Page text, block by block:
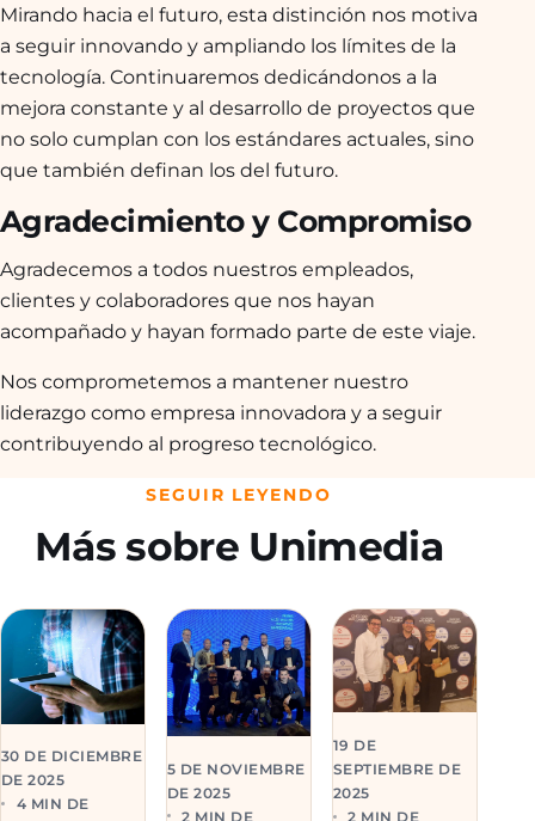
Mirando hacia el futuro, esta distinción nos motiva
a seguir innovando y ampliando los límites de la
tecnología. Continuaremos dedicándonos a la
mejora constante y al desarrollo de proyectos que
no solo cumplan con los estándares actuales, sino
que también definan los del futuro.
Agradecimiento y Compromiso
Agradecemos a todos nuestros empleados,
clientes y colaboradores que nos hayan
acompañado y hayan formado parte de este viaje.
Nos comprometemos a mantener nuestro
liderazgo como empresa innovadora y a seguir
contribuyendo al progreso tecnológico.
SEGUIR LEYENDO
Más sobre Unimedia
30 DE DICIEMBRE
DE 2025
4 MIN DE
5 DE NOVIEMBRE
DE 2025
2 MIN DE
19 DE
SEPTIEMBRE DE
2025
2 MIN DE